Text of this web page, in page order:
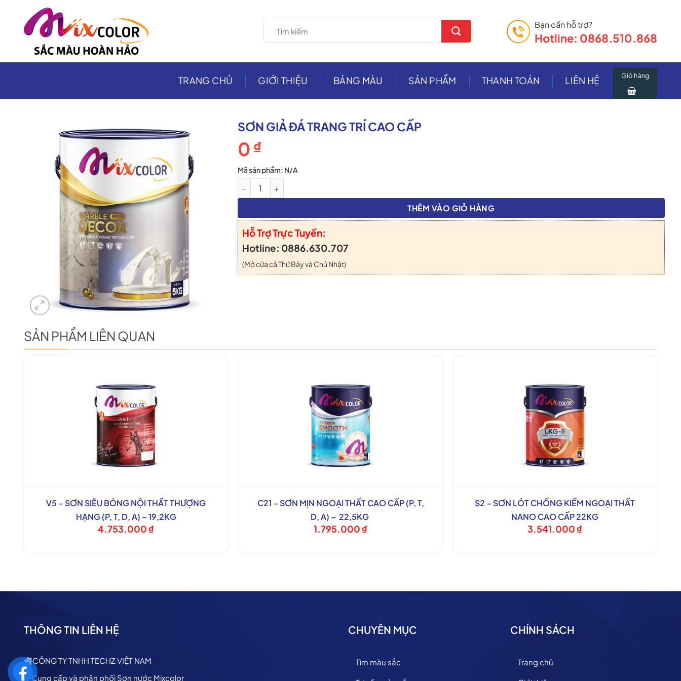
kiếm:
Bạn cần hỗ trợ?
Hotline: 0868.510.868
TRANG CHỦ GIỚI THIỆU BẢNG MÀU SẢN PHẨM THANH TOÁN LIÊN HỆ Giỏ hàng
SƠN GIẢ ĐÁ TRANG TRÍ CAO CẤP
0 ₫
Mã sản phẩm: N/A
THÊM VÀO GIỎ HÀNG
Hỗ Trợ Trực Tuyến:
Hotline: 0886.630.707
(Mở cửa cả Thứ Bảy và Chủ Nhật)
SẢN PHẨM LIÊN QUAN
V5 – SƠN SIÊU BÓNG NỘI THẤT THƯỢNG
HẠNG (P, T, D, A) – 19,2KG
4.753.000₫
C21 – SƠN MỊN NGOẠI THẤT CAO CẤP (P, T,
D, A) – 22,5KG
1.795.000₫
S2 – SƠN LÓT CHỐNG KIỀM NGOẠI THẤT
NANO CAO CẤP 22KG
3.541.000₫
THÔNG TIN LIÊN HỆ
CÔNG TY TNHH TECHZ VIỆT NAM
Cung cấp và phân phối Sơn nước Mixcolor
CHUYÊN MỤC
Tìm màu sắc
CHÍNH SÁCH
Trang chủ